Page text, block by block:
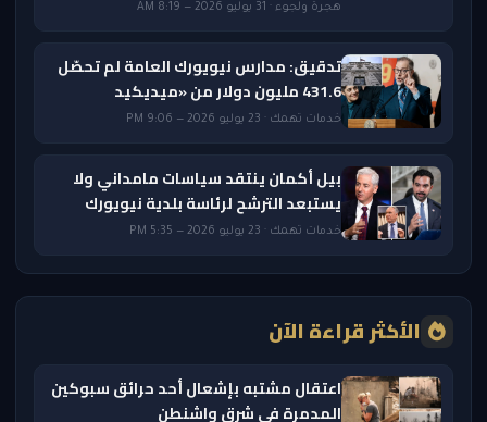
هجرة ولجوء · 31 يوليو 2026 — 8:19 AM
تدقيق: مدارس نيويورك العامة لم تحصّل
431.6 مليون دولار من «ميديكيد
خدمات تهمك · 23 يوليو 2026 — 9:06 PM
بيل أكمان ينتقد سياسات مامداني ولا
يستبعد الترشح لرئاسة بلدية نيويورك
خدمات تهمك · 23 يوليو 2026 — 5:35 PM
الأكثر قراءة الآن
اعتقال مشتبه بإشعال أحد حرائق سبوكين
المدمرة في شرق واشنطن